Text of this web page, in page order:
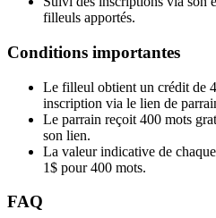
filleuls apportés.
Conditions importantes
Le filleul obtient un crédit de
inscription via le lien de
Le parrain reçoit 400 mots
son lien.
La valeur indicative de
1$ pour 400 mots.
FAQ